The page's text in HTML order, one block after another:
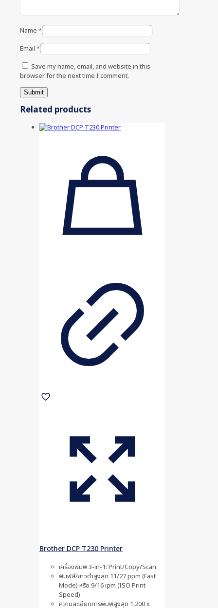
Name *
Email *
Save my name, email, and website in this
browser for the next time I comment.
Related products
Brother DCP T230 Printer
เครื่องพิมพ์ 3-in-1: Print/Copy/Scan
พิมพ์สี/ขาวดำสูงสุด 11/27 ppm (Fast
Mode) หรือ 9/16 ipm (ISO Print
Speed)
ความละเอียดการพิมพ์สูงสุด 1,200 x